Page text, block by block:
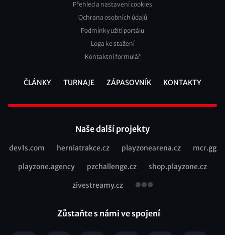
FooterPřehled a nastavení cookies
Ochrana osobních údajů
Podmínky užití portálu
Loga ke stažení
Kontaktní formulář
ČLÁNKY TURNAJE ZÁPASOVNÍK KONTAKTY
Naše další projekty
Recommended
dev1s.com herniatrakce.cz playzonearena.cz mcr.gg
playzone.agency pzchallenge.cz shop.playzone.cz
zivestreamy.cz
Zůstaňte s námi ve spojení